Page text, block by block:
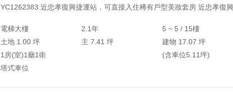
電梯大樓 2.1年
5 ~ 5 / 15樓
土地 1.00 坪
主 7.41 坪
建物 17.07 坪
1房(室)1廳1衛
(含車位5.11坪)
塔式車位